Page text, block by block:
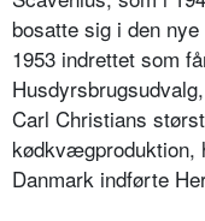
bosatte sig i den
1953 indrettet som
Carl Christians
kødkvægproduktion,
Danmark indførte